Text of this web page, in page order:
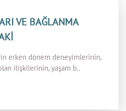
VE BAĞLANMA
erken dönem deneyimlerinin,
ilişkilerinin, yaşam b..